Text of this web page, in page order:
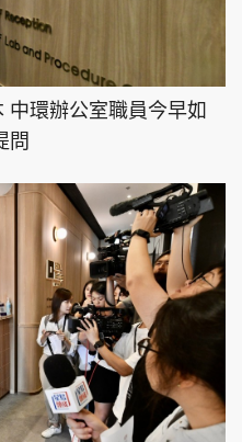
. 不得轉載
reserved.
環辦公室職員今早如
問